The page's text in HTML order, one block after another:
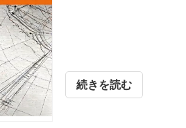
続きを読む